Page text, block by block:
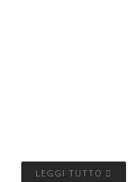
LEGGI TUTTO